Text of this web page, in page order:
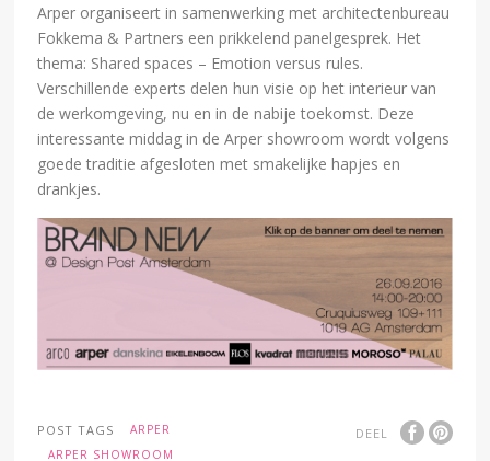
Arper organiseert in samenwerking met architectenbureau
Fokkema & Partners een prikkelend panelgesprek. Het
thema: Shared spaces – Emotion versus rules.
Verschillende experts delen hun visie op het interieur van
de werkomgeving, nu en in de nabije toekomst. Deze
interessante middag in de Arper showroom wordt volgens
goede traditie afgesloten met smakelijke hapjes en
drankjes.
DEEL
POST TAGS
ARPER
ARPER SHOWROOM